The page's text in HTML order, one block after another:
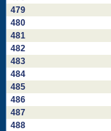
479
480
481
482
483
484
485
486
487
488